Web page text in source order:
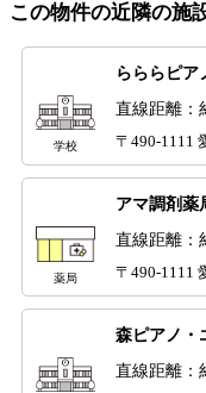
この物件の近隣の施
学校
らららピア
直線距離：
〒490-1111
薬局
アマ調剤薬
直線距離：
〒490-1111
森ピアノ・
直線距離：